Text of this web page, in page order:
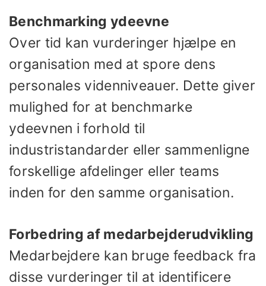
Benchmarking ydeevne
Over tid kan vurderinger hjælpe en
organisation med at spore dens
personales videnniveauer. Dette giver
mulighed for at benchmarke
ydeevnen i forhold til
industristandarder eller sammenligne
forskellige afdelinger eller teams
inden for den samme organisation.
Forbedring af medarbejderudvikling
Medarbejdere kan bruge feedback fra
disse vurderinger til at identificere